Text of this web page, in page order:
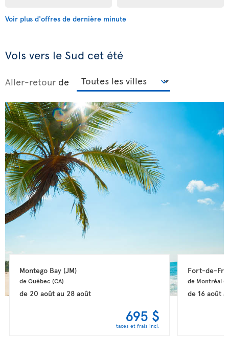
Voir plus d'offres de dernière minute
Vols vers le Sud cet été
Aller-retour de
Montego Bay (JM)
de Québec (CA)
de 20 aoûtau 28 août
695 $
taxes et frais incl.
Fort-de-
de Montréal
de 16 août